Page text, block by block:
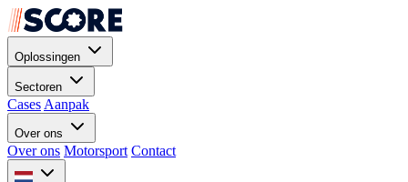
Oplossingen
Sectoren
Cases Aanpak
Over ons
Over ons Motorsport Contact